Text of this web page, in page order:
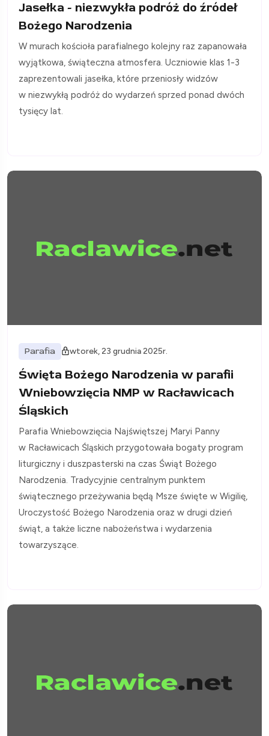
Jasełka - niezwykła podróż do źródeł
Bożego Narodzenia
W murach kościoła parafialnego kolejny raz zapanowała
wyjątkowa, świąteczna atmosfera. Uczniowie klas 1-3
zaprezentowali jasełka, które przeniosły widzów
w niezwykłą podróż do wydarzeń sprzed ponad dwóch
tysięcy lat.
Parafia wtorek, 23 grudnia 2025r.
Święta Bożego Narodzenia w parafii
Wniebowzięcia NMP w Racławicach
Śląskich
Parafia Wniebowzięcia Najświętszej Maryi Panny
w Racławicach Śląskich przygotowała bogaty program
liturgiczny i duszpasterski na czas Świąt Bożego
Narodzenia. Tradycyjnie centralnym punktem
świątecznego przeżywania będą Msze święte w Wigilię,
Uroczystość Bożego Narodzenia oraz w drugi dzień
świąt, a także liczne nabożeństwa i wydarzenia
towarzyszące.